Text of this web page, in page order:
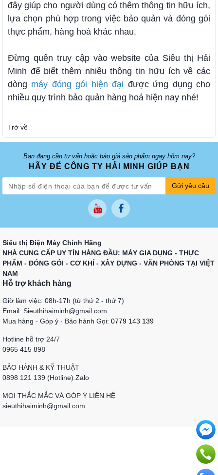
đây giúp cho người dùng có thêm thông tin hữu ích,
lựa chọn phù hợp trong việc bảo quản và đóng gói
thực phẩm, hàng hoá khác nhau.
Đừng quên truy cập vào website của Siêu thị Hải
Minh để biết thêm nhiều thông tin hữu ích về các
dòng máy đóng gói hiện đại được ứng dụng cho
nhiều quy trình bảo quản hàng hoá hiện nay nhé!
Trở về
Bạn đang cần tư vấn hoặc báo giá sản phẩm ngay hôm nay?
HÃY ĐỂ CÔNG TY HẢI MINH GIÚP BẠN
Gửi yêu cầu
Siêu thị Điện Máy Chính Hãng
NHÀ CUNG CẤP UY TÍN HÀNG ĐẦU: MÁY GIA DỤNG - THỰC
PHẨM - ĐÓNG GÓI - CƠ KHÍ - XÂY DỰNG - VĂN PHÒNG TẠI VIỆT
NAM
Hỗ trợ khách hàng
Giờ làm việc: 08h-17h (từ thứ 2 - thứ 7)
Email: Sieuthihaiminh@gmail.com
Mua hàng - Góp ý - Bảo hành Gọi: 0779 143 139
Hotline hỗ trợ 24/7
0965 415 898
BẢO HÀNH & KỸ THUẬT
0898 121 139 (Hotline) Zalo
MỌI THẮC MẮC VÀ GÓP Ý LIÊN HỆ
sieuthihaiminh@gmail.com